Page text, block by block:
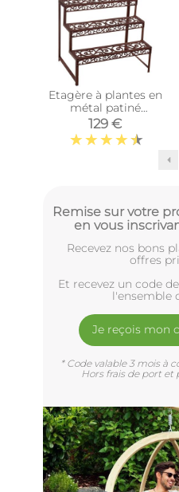
Etagère à plantes en
métal patiné
Arabesque
129 €
Remise sur votre
en vous
Recevez nos bons
offres
Et recevez un code
l'ensemble
Je reçois mon
* Code valable 3 mois à
Hors frais de port et